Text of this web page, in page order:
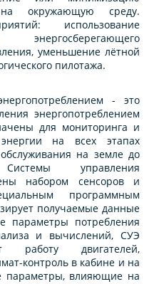
на окружающую среду.
использование
уменьшение лётной
пилотажа.
- это
энергопотреблением
для мониторинга и
на всех этапах
на земле до
управления
набором сенсоров и
программным
получаемые данные
параметры потребления
и вычислений, СУЭ
работу двигателей,
контроль в кабине и на
параметры, влияющие на